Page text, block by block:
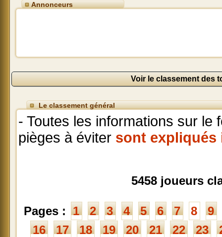
Annonceurs
Voir le classement des
Le classement général
- Toutes les informations sur le
pièges à éviter sont expliqués
5458 joueurs
Pages : 1 2 3 4 5 6 7 8
9
16
17 18 19 20 21 22 23